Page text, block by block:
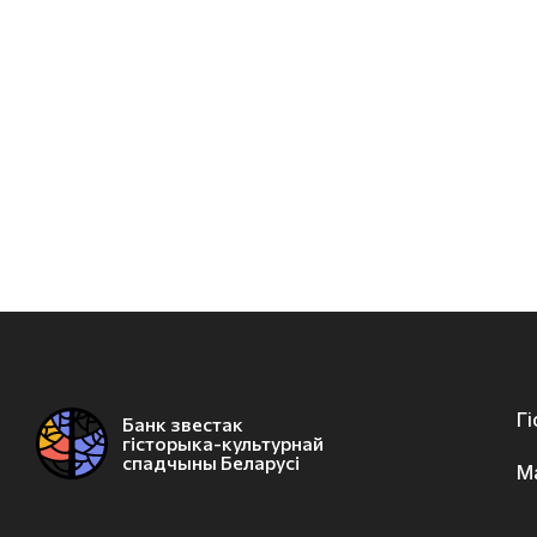
Банк звестак
гісторыка-культурнай
спадчыны Беларусі